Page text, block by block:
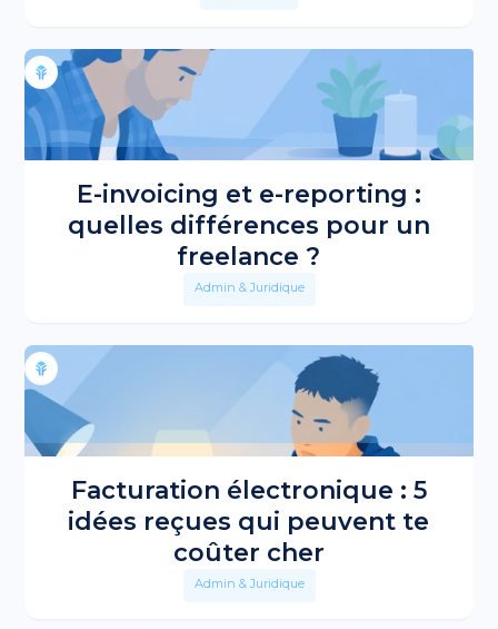
E-invoicing et e-reporting :
quelles différences pour un
freelance ?
Admin & Juridique
Facturation électronique : 5
idées reçues qui peuvent te
coûter cher
Admin & Juridique